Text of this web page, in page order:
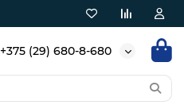
+375 (29) 680-8-680